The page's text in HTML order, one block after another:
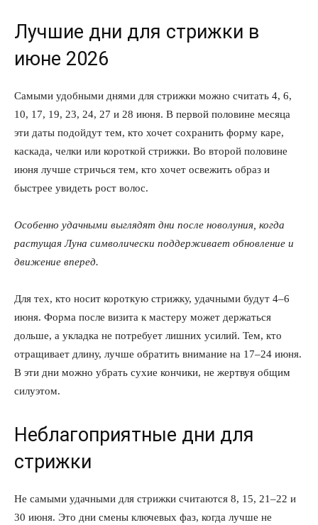
Лучшие дни для стрижки в
июне 2026
Самыми удобными днями для стрижки можно считать 4, 6,
10, 17, 19, 23, 24, 27 и 28 июня. В первой половине месяца
эти даты подойдут тем, кто хочет сохранить форму каре,
каскада, челки или короткой стрижки. Во второй половине
июня лучше стричься тем, кто хочет освежить образ и
быстрее увидеть рост волос.
Особенно удачными выглядят дни после новолуния, когда
растущая Луна символически поддерживает обновление и
движение вперед.
Для тех, кто носит короткую стрижку, удачными будут 4–6
июня. Форма после визита к мастеру может держаться
дольше, а укладка не потребует лишних усилий. Тем, кто
отращивает длину, лучше обратить внимание на 17–24 июня.
В эти дни можно убрать сухие кончики, не жертвуя общим
силуэтом.
Неблагоприятные дни для
стрижки
Не самыми удачными для стрижки считаются 8, 15, 21–22 и
30 июня. Это дни смены ключевых фаз, когда лучше не